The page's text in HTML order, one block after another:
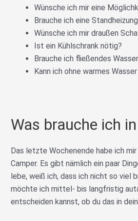
Wünsche ich mir eine
Brauche ich eine
Wünsche ich mir draußen
Ist ein Kühlschrank nötig?
Brauche ich fließendes
Kann ich ohne warmes
Was brauche ich
Das letzte Wochenende habe ich
Camper. Es gibt nämlich ein paar
lebe, weiß ich, dass ich nicht so viel
möchte ich mittel- bis langfristig
entscheiden kannst, ob du das in